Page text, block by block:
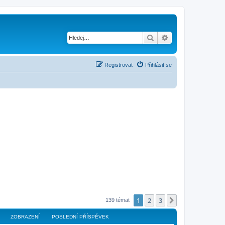
Hledat
Přihlásit se
Registrovat
139 témat 1 2 3
ZOBRAZENÍ POSLEDNÍ PŘÍSPĚVEK